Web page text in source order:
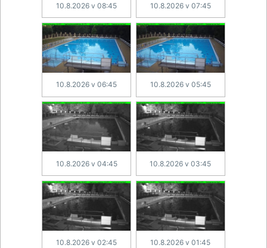
10.8.2026 v 08:45 10.8.2026 v 07:45
10.8.2026 v 06:45 10.8.2026 v 05:45
10.8.2026 v 04:45 10.8.2026 v 03:45
10.8.2026 v 02:45 10.8.2026 v 01:45